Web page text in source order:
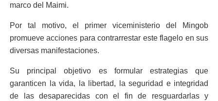
marco del Maimi.
Por tal motivo, el primer viceministerio del Mingob
promueve acciones para contrarrestar este flagelo en sus
diversas manifestaciones.
Su principal objetivo es formular estrategias que
garanticen la vida, la libertad, la seguridad e integridad
de las desaparecidas con el fin de resguardarlas y